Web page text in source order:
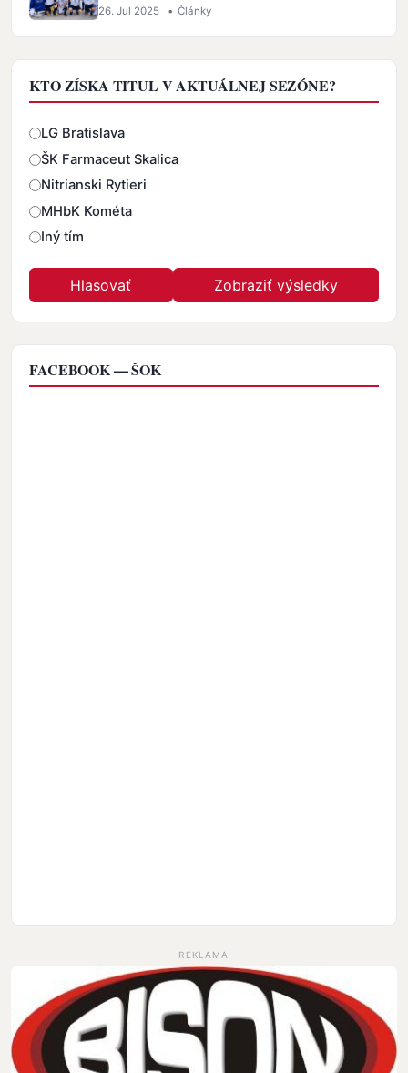
26. Jul 2025 • Články
KTO ZÍSKA TITUL V AKTUÁLNEJ SEZÓNE?
Odpovede
LG Bratislava
ŠK Farmaceut Skalica
Nitrianski Rytieri
MHbK Kométa
Iný tím
FACEBOOK — ŠOK
REKLAMA